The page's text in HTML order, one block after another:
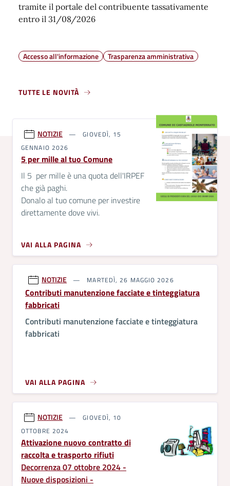
tramite il portale del contribuente tassativamente
entro il 31/08/2026
Accesso all'informazione Trasparenza amministrativa
TUTTE LE NOVITÀ
NOTIZIE
GIOVEDÌ, 15
GENNAIO 2026
5 per mille al tuo Comune
Il 5 per mille è una quota dell'IRPEF
che già paghi.
Donalo al tuo comune per investire
direttamente dove vivi.
VAI ALLA PAGINA
NOTIZIE MARTEDÌ, 26 MAGGIO 2026
Contributi manutenzione facciate e tinteggiatura
fabbricati
Contributi manutenzione facciate e tinteggiatura
fabbricati
VAI ALLA PAGINA
NOTIZIE
GIOVEDÌ, 10
OTTOBRE 2024
Attivazione nuovo contratto di
raccolta e trasporto rifiuti
Decorrenza 07 ottobre 2024 -
Nuove disposizioni -